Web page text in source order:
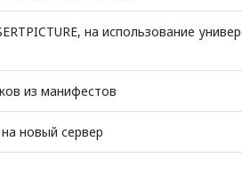
на использование
из манифестов
новый сервер